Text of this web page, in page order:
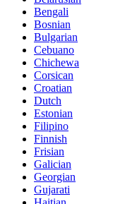
Bengali
Bosnian
Bulgarian
Cebuano
Chichewa
Corsican
Croatian
Dutch
Estonian
Filipino
Finnish
Frisian
Galician
Georgian
Gujarati